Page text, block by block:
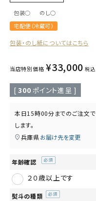
大容量
新商品
読み物
包装○
のし○
宅配便（冷蔵可）
包装・のし紙についてはこちら
当店特別価格 ¥33,000 税込
[ 300 ポイント進呈 ]
本日15時00分までのご注文で
します。
兵庫県お届け先を変更
年齢確認
須)
２０歳以上です
熨斗の種類